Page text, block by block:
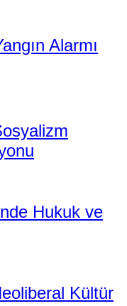
Alarmı
Hukuk ve
Kültür